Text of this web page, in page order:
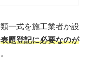
一式を施工業者か設
表題登記に必要なのが